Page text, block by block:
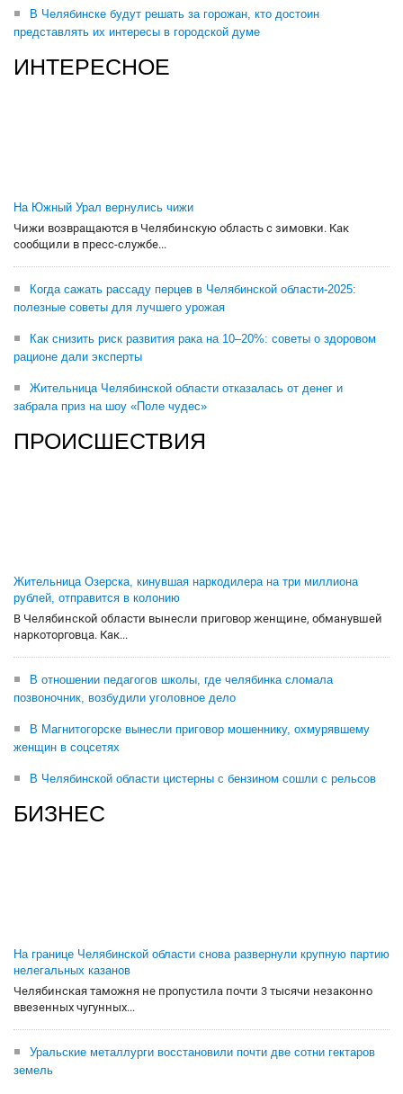
В Челябинске будут решать за горожан, кто достоин
представлять их интересы в городской думе
ИНТЕРЕСНОЕ
На Южный Урал вернулись чижи
Чижи возвращаются в Челябинскую область с зимовки. Как
сообщили в пресс-службе...
Когда сажать рассаду перцев в Челябинской области-2025:
полезные советы для лучшего урожая
Как снизить риск развития рака на 10–20%: советы о здоровом
рационе дали эксперты
Жительница Челябинской области отказалась от денег и
забрала приз на шоу «Поле чудес»
ПРОИСШЕСТВИЯ
Жительница Озерска, кинувшая наркодилера на три миллиона
рублей, отправится в колонию
В Челябинской области вынесли приговор женщине, обманувшей
наркоторговца. Как...
В отношении педагогов школы, где челябинка сломала
позвоночник, возбудили уголовное дело
В Магнитогорске вынесли приговор мошеннику, охмурявшему
женщин в соцсетях
В Челябинской области цистерны с бензином сошли с рельсов
БИЗНЕС
На границе Челябинской области снова развернули крупную партию
нелегальных казанов
Челябинская таможня не пропустила почти 3 тысячи незаконно
ввезенных чугунных...
Уральские металлурги восстановили почти две сотни гектаров
земель